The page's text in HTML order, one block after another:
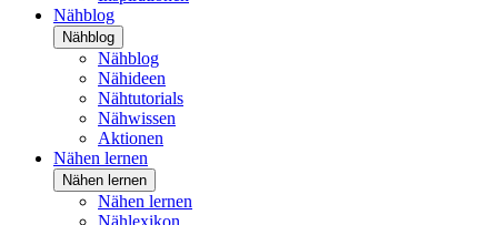
Nähblog
Nähblog
Nähblog
Nähideen
Nähtutorials
Nähwissen
Aktionen
Nähen lernen
Nähen lernen
Nähen lernen
Nählexikon